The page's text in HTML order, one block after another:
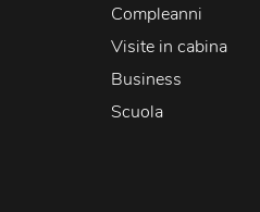
Compleanni
Visite in cabina
Business
Scuola